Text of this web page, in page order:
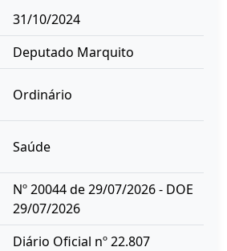
31/10/2024
Deputado Marquito
Ordinário
Saúde
Nº 20044 de 29/07/2026 - DOE
29/07/2026
Diário Oficial nº 22.807